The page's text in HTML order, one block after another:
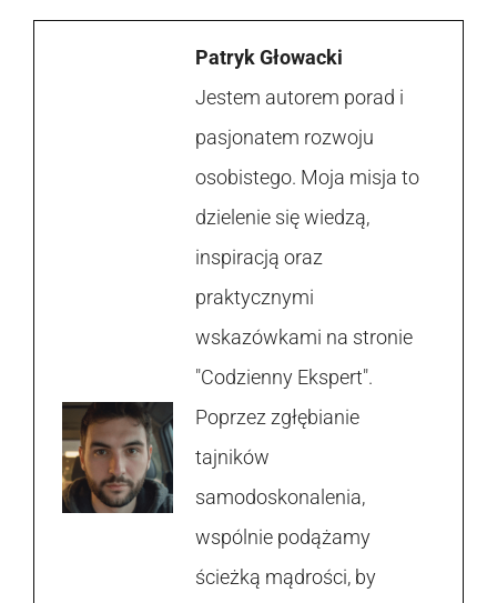
Patryk Głowacki
Jestem autorem porad i
pasjonatem rozwoju
osobistego. Moja misja to
dzielenie się wiedzą,
inspiracją oraz
praktycznymi
wskazówkami na stronie
"Codzienny Ekspert".
Poprzez zgłębianie
tajników
samodoskonalenia,
wspólnie podążamy
ścieżką mądrości, by